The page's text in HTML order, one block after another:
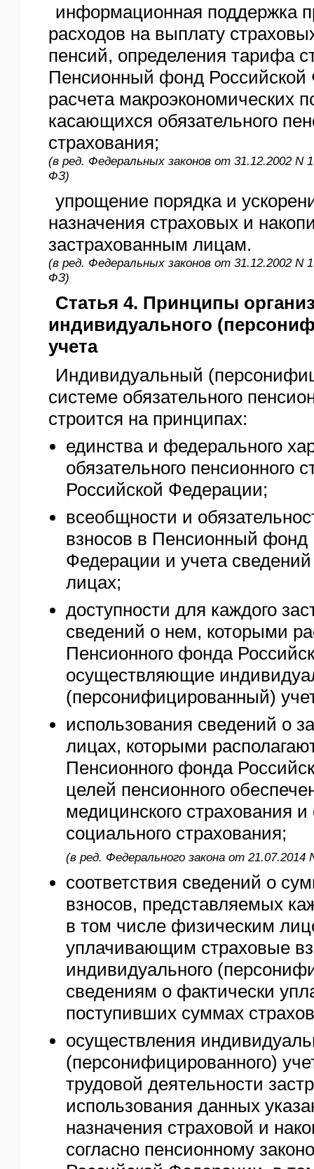
информационная поддержка
расходов на выплату
пенсий, определения тарифа
Пенсионный фонд Российской
расчета макроэкономических
касающихся обязательного
страхования;
(в ред. Федеральных законов от 31.12.2002 N
ФЗ)
упрощение порядка и
назначения страховых и
застрахованным лицам.
(в ред. Федеральных законов от 31.12.2002 N
ФЗ)
Статья 4. Принципы
индивидуального
учета
Индивидуальный
системе обязательного
строится на принципах:
единства и федерального
обязательного пенсионного
Российской Федерации;
всеобщности и
взносов в Пенсионный фонд
Федерации и учета
лицах;
доступности для каждого
сведений о нем, которыми
Пенсионного фонда
осуществляющие
(персонифицированный)
использования сведений о
лицах, которыми
Пенсионного фонда
целей пенсионного
медицинского страхования и
социального страхования;
(в ред. Федерального закона от 21.07.2014
соответствия сведений о
взносов, представляемых
в том числе физическим
уплачивающим страховые
индивидуального
сведениям о фактически
поступивших суммах
осуществления
(персонифицированного)
трудовой деятельности
использования данных
назначения страховой и
согласно пенсионному